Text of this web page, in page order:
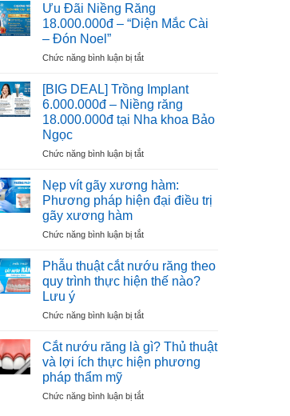
THẦY
THUỐC
VIỆT
6.000.000đ
–
Đãi
100
Đầu
Tiên
Ưu Đãi Niềng Răng
18.000.000đ – “Diện Mắc Cài
– Đón Noel”
Chức năng bình luận bị tắtở
Đãi
Niềng
Răng
18.000.000đ
“Diện
Cài
–
Đón
[BIG DEAL] Trồng Implant
6.000.000đ – Niềng răng
18.000.000đ tại Nha khoa Bảo
Ngọc
Chức năng bình luận bị tắtở
DEAL]
Trồng
Implant
–
răng
18.000.000đ
tại
khoa
Ngọc
Nẹp vít gãy xương hàm:
Phương pháp hiện đại điều trị
gãy xương hàm
Chức năng bình luận bị tắtở
vít
gãy
xương
Phương
hiện
đại
điều
gãy
Phẫu thuật cắt nướu răng theo
quy trình thực hiện thế nào?
Lưu ý
Chức năng bình luận bị tắtở
thuật
cắt
nướu
theo
Cắt nướu răng là gì? Thủ thuật
và lợi ích thực hiện phương
pháp thẩm mỹ
Chức năng bình luận bị tắtở